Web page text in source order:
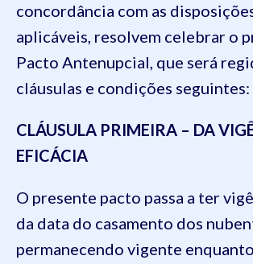
concordância com as
aplicáveis, resolvem celebrar o
Pacto Antenupcial, que será
cláusulas e condições seguintes:
CLÁUSULA PRIMEIRA – DA
EFICÁCIA
O presente pacto passa a ter
da data do casamento dos
permanecendo vigente